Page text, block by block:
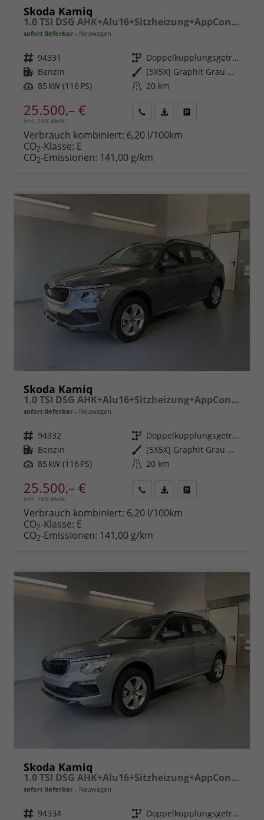
Skoda Kamiq
1.0 TSI DSG AHK+Alu16+Sitzheizung+AppConnect+GV5+LED+Nebel+Klima
sofort lieferbar Neuwagen
Fahrzeugnr. 94331 Getriebe
Doppelkupplungsgetriebe (DSG)
Kraftstoff Benzin Außenfarbe
[5X5X] Graphit Grau Metallic
Leistung 85 kW (116 PS) Kilometerstand 20 km
25.500,– €
incl. 19% MwSt.
anfordern
Datei,
Verbrauch kombiniert: 6,20 l/100km
CO2-Klasse: E
CO2-Emissionen: 141,00 g/km
Skoda Kamiq
1.0 TSI DSG AHK+Alu16+Sitzheizung+AppConnect+GV5+LED+Nebel+Klima
sofort lieferbar Neuwagen
Fahrzeugnr. 94332 Getriebe
Doppelkupplungsgetriebe (DSG)
Kraftstoff Benzin Außenfarbe
[5X5X] Graphit Grau Metallic
Leistung 85 kW (116 PS) Kilometerstand 20 km
25.500,– €
incl. 19% MwSt.
anfordern
Datei,
Verbrauch kombiniert: 6,20 l/100km
CO2-Klasse: E
CO2-Emissionen: 141,00 g/km
Skoda Kamiq
1.0 TSI DSG AHK+Alu16+Sitzheizung+AppConnect+GV5+LED+Nebel+Klima
sofort lieferbar Neuwagen
Fahrzeugnr. 94334 Getriebe
Doppelkupplungsgetriebe (DSG)